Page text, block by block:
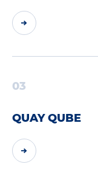
03
QUAY QUBE